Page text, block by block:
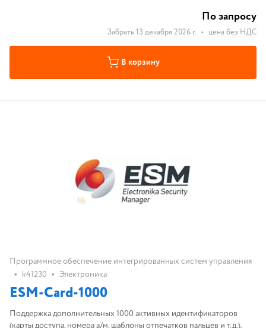
По запросу
Забрать 13 декабря 2026 г. • цена без НДС
В корзину
Программное обеспечение интегрированных систем управления
• k41230 • Электроника
ESM-Card-1000
Поддержка дополнительных 1000 активных идентификаторов
(карты доступа, номера а/м, шаблоны отпечатков пальцев и т.д.).